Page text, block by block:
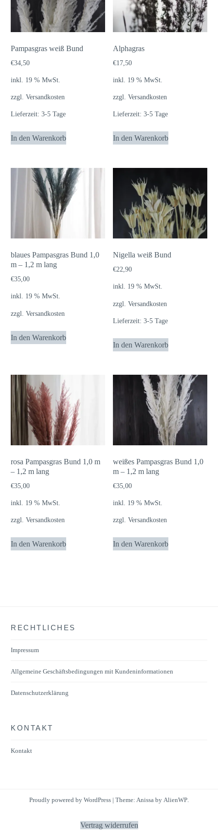
Pampasgras weiß Bund
€34,50
inkl. 19 % MwSt.
zzgl.Versandkosten
Lieferzeit:3-5 Tage
In den Warenkorb
Alphagras
€17,50
inkl. 19 % MwSt.
zzgl.Versandkosten
Lieferzeit:3-5 Tage
In den Warenkorb
blaues Pampasgras Bund 1,0
m – 1,2 m lang
€35,00
inkl. 19 % MwSt.
zzgl.Versandkosten
In den Warenkorb
Nigella weiß Bund
€22,90
inkl. 19 % MwSt.
zzgl.Versandkosten
Lieferzeit:3-5 Tage
In den Warenkorb
rosa Pampasgras Bund 1,0 m
– 1,2 m lang
€35,00
inkl. 19 % MwSt.
zzgl.Versandkosten
In den Warenkorb
weißes Pampasgras Bund 1,0
m – 1,2 m lang
€35,00
inkl. 19 % MwSt.
zzgl.Versandkosten
In den Warenkorb
RECHTLICHES
Impressum
Allgemeine Geschäftsbedingungen mit Kundeninformationen
Datenschutzerklärung
KONTAKT
Kontakt
Proudly powered by WordPress | Theme: Anissa by AlienWP
Vertrag widerrufen